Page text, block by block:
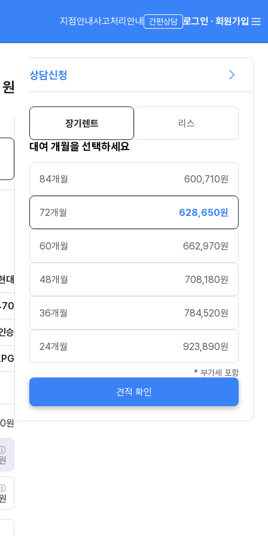
지점안내사고처리안내 간편상담 로그인 · 회원가입
대
승
0원
상담신청
장기렌트 리스
대여 개월을 선택하세요
84개월 600,710원
72개월 628,650원
60개월 662,970원
48개월 708,180원
36개월 784,520원
24개월 923,890원
* 부가세 포함
견적 확인